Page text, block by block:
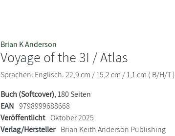
Brian K Anderson
Voyage of the 3I / Atlas
Sprachen: Englisch. 22,9 cm / 15,2 cm / 1,1 cm ( B/H/T )
Buch (Softcover), 180 Seiten
EAN 9798999688668
Veröffentlicht Oktober 2025
Verlag/Hersteller Brian Keith Anderson Publishing